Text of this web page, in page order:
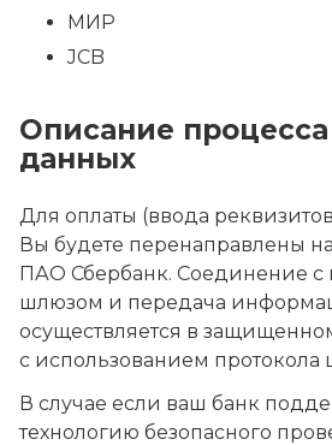
МИР
JCB
Описание
данных
Для оплаты (ввода
Вы будете перенаправлены
ПАО Сбербанк. Соединение с
шлюзом и передача
осуществляется в
с использованием протокола
В случае если ваш банк
технологию безопасного